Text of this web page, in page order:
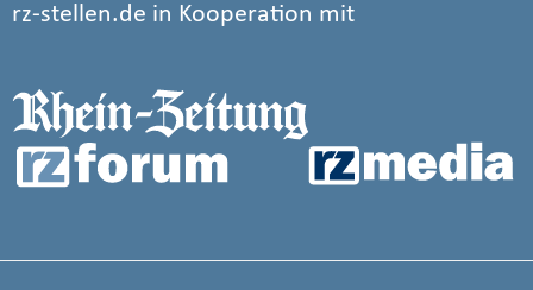
rz-stellen.de in Kooperation mit